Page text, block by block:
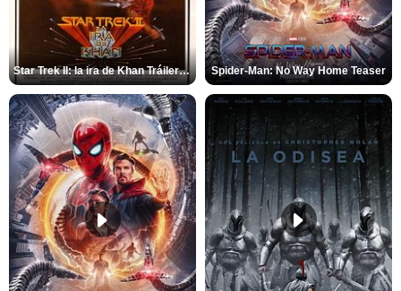
Star Trek II: la ira de Khan Tráiler VO Spider-Man: No Way Home Teaser